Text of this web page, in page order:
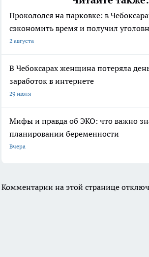
Прокололся на парковке: в
сэкономить время и получил
2 августа
В Чебоксарах женщина потеряла
заработок в интернете
29 июля
Мифы и правда об ЭКО: что важно
планировании беременности
Вчера
Комментарии на этой странице